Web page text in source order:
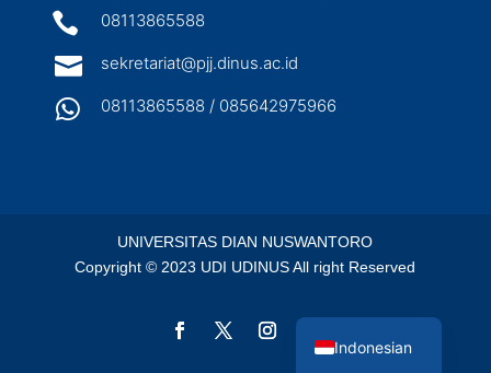
 08113865588
 sekretariat@pjj.dinus.ac.id
 08113865588 / 085642975966
UNIVERSITAS DIAN NUSWANTORO
Copyright © 2023 UDI UDINUS All right Reserved
Indonesian